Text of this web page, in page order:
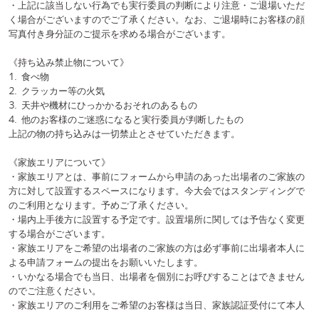
⚪︎撮影ルール
本イベントでは、カメラパスエリア(有料)を設置いたします。カメラパ
い。
《全エリア共通のルール》
・場内でのフラッシュを使用した撮影はご遠慮ください。
・自撮り棒は他のお客様の視界の妨げにならないよう、頭の高さより低
くしてご利用お願いいたします。また45cmより長くした自撮り棒を使用
することを禁止させていただきます。
・撮影が許可されている機材につきましても実行委員が危険と判断した
従っていただくようお願いいたします。
・ルールを遵守しないお客様によって不利益を被った場合は、直ちにお
近くのUNIDOL実行委員会までお声がけください。
《カメラパスエリア外/一般のお客様、Uパス、Dパスご購入者様のルー
ル》
・一般エリアで撮影が許可されているのは、下記の3種類のみです。
⑴デジタルカメラ(レンズが本体に収納できるタイプのもの)
⑵携帯電話・スマートフォン
⑶ハンディカム
上記3点の本体のみの使用で撮影が可能です。それ以外の機器での撮影を
禁止いたします。望遠レンズ付きのカメラなど上記以外の機材を用いた
撮影を希望するお客様はカメラパスをご購入ください。